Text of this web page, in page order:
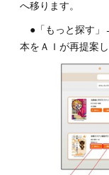
へ移ります。
●「もっと探す」
本をＡＩが再提案し